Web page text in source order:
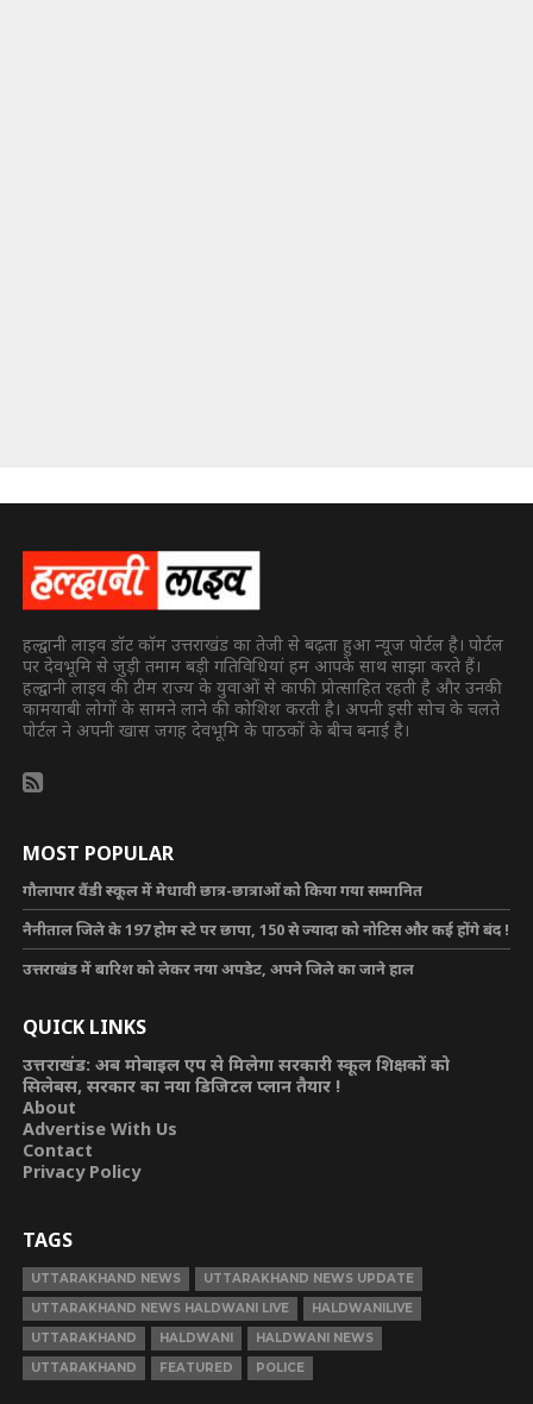
हल्द्वानी लाइव डॉट कॉम उत्तराखंड का तेजी से बढ़ता हुआ न्यूज पोर्टल है। पोर्टल
पर देवभूमि से जुड़ी तमाम बड़ी गतिविधियां हम आपके साथ साझा करते हैं।
हल्द्वानी लाइव की टीम राज्य के युवाओं से काफी प्रोत्साहित रहती है और उनकी
कामयाबी लोगों के सामने लाने की कोशिश करती है। अपनी इसी सोच के चलते
पोर्टल ने अपनी खास जगह देवभूमि के पाठकों के बीच बनाई है।
MOST POPULAR
गौलापार वैंडी स्कूल में मेधावी छात्र-छात्राओं को किया गया सम्मानित
नैनीताल जिले के 197 होम स्टे पर छापा, 150 से ज्यादा को नोटिस और कई होंगे बंद !
उत्तराखंड में बारिश को लेकर नया अपडेट, अपने जिले का जाने हाल
QUICK LINKS
उत्तराखंड: अब मोबाइल एप से मिलेगा सरकारी स्कूल शिक्षकों को
सिलेबस, सरकार का नया डिजिटल प्लान तैयार !
About
Advertise With Us
Contact
Privacy Policy
TAGS
UTTARAKHAND NEWS
UTTARAKHAND NEWS UPDATE
UTTARAKHAND NEWS HALDWANI LIVE
HALDWANILIVE
UTTARAKHAND
HALDWANI
HALDWANI NEWS
UTTARAKHAND
FEATURED POLICE